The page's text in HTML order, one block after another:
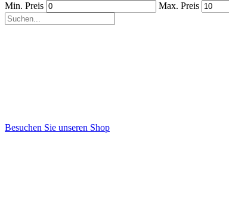
Min. Preis Max. Preis
Besuchen Sie unseren Shop